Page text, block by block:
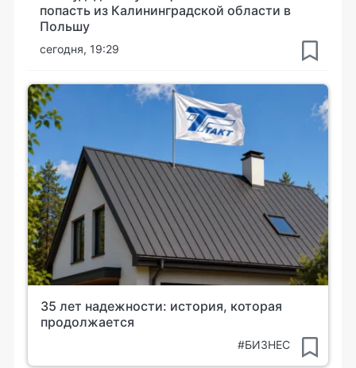
попасть из Калининградской области в
Польшу
сегодня, 19:29
35 лет надежности: история, которая
продолжается
#БИЗНЕС